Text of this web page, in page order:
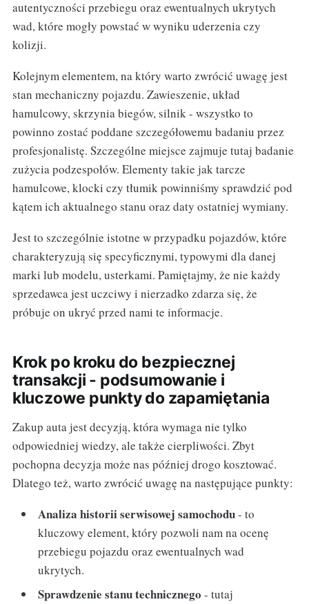
autentyczności przebiegu oraz ewentualnych ukrytych
wad, które mogły powstać w wyniku uderzenia czy
kolizji.
Kolejnym elementem, na który warto zwrócić uwagę jest
stan mechaniczny pojazdu. Zawieszenie, układ
hamulcowy, skrzynia biegów, silnik - wszystko to
powinno zostać poddane szczegółowemu badaniu przez
profesjonalistę. Szczególne miejsce zajmuje tutaj badanie
zużycia podzespołów. Elementy takie jak tarcze
hamulcowe, klocki czy tłumik powinniśmy sprawdzić pod
kątem ich aktualnego stanu oraz daty ostatniej wymiany.
Jest to szczególnie istotne w przypadku pojazdów, które
charakteryzują się specyficznymi, typowymi dla danej
marki lub modelu, usterkami. Pamiętajmy, że nie każdy
sprzedawca jest uczciwy i nierzadko zdarza się, że
próbuje on ukryć przed nami te informacje.
Krok po kroku do bezpiecznej
transakcji - podsumowanie i
kluczowe punkty do zapamiętania
Zakup auta jest decyzją, która wymaga nie tylko
odpowiedniej wiedzy, ale także cierpliwości. Zbyt
pochopna decyzja może nas później drogo kosztować.
Dlatego też, warto zwrócić uwagę na następujące punkty:
Analiza historii serwisowej samochodu- to
kluczowy element, który pozwoli nam na ocenę
przebiegu pojazdu oraz ewentualnych wad
ukrytych.
Sprawdzenie stanu technicznego - tutaj